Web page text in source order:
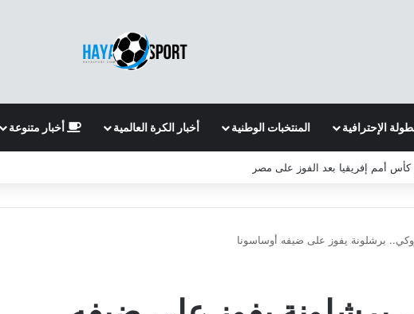
الإحترافية المنتخبات الوطنية أخبار الكرة العالمية أخبار متنوعة
كأس أمم إفريقيا بعد الفوز على مصر
برشلونة يفوز على ضيفه أوساسونا